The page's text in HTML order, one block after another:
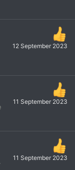
12 September 2023
11 September 2023
11 September 2023